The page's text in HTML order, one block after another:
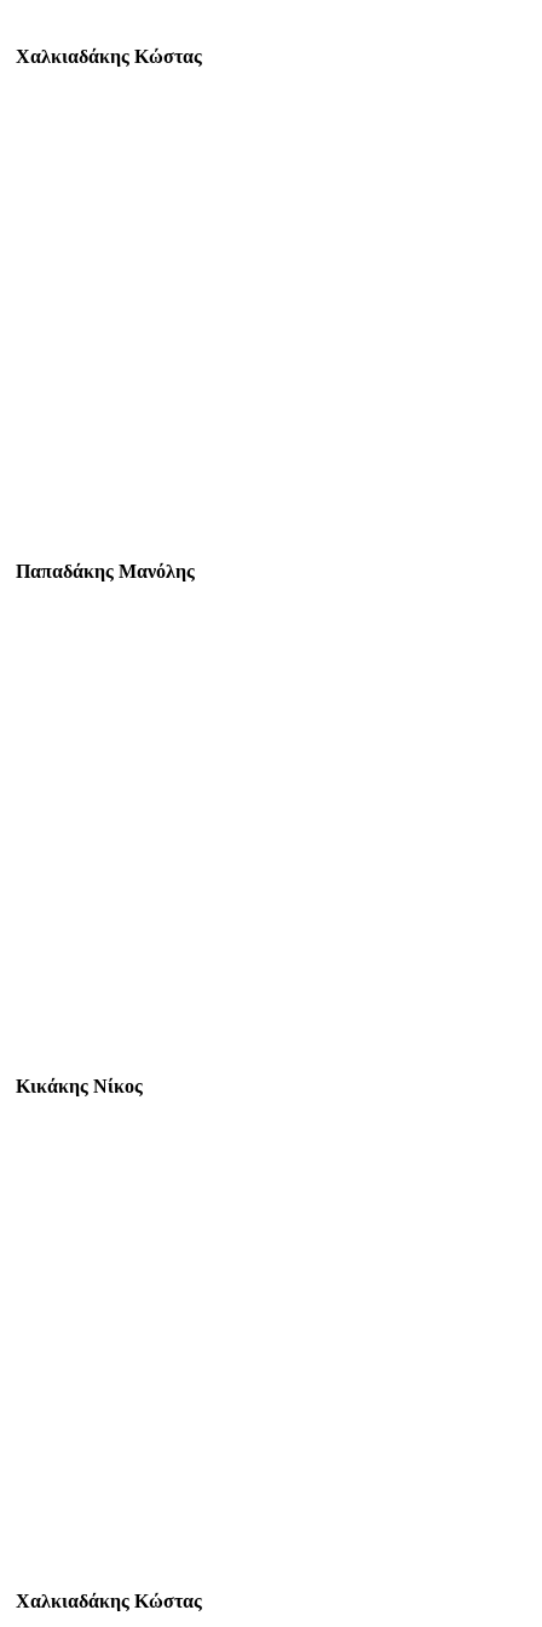
Χαλκιαδάκης Κώστας
Παπαδάκης Μανόλης
Κικάκης Νίκος
Χαλκιαδάκης Κώστας